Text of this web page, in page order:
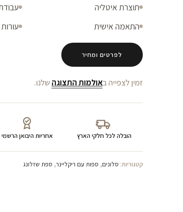
תוצרת איטליה
התאמה אישית
לפרטים ומחיר
זמין לצפייה באולמות התצוגה שלנו.
הובלה לכל חלקי הארץ אחריות היבואן הרשמי
קטגוריות: סלונים, ספות עם ריקליינר, ספת שזלונג